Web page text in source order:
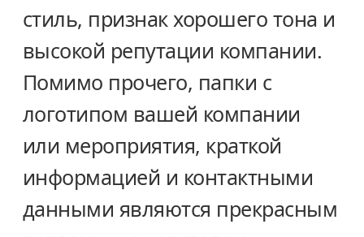
стиль, признак хорошего тона и
высокой репутации компании.
Помимо прочего, папки с
логотипом вашей компании
или мероприятия, краткой
информацией и контактными
данными являются прекрасным